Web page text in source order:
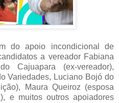
do apoio incondicional de
a vereador Fabiana
Cajuapara (ex-vereador),
Variedades, Luciano Bojó do
Maura Queiroz (esposa
e muitos outros apoiadores